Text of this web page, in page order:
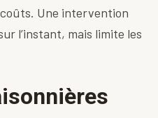
Une intervention
l’instant, mais limite les